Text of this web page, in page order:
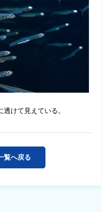
けて見えている。
覧へ戻る